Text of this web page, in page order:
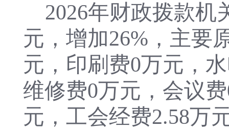
2026年财政拨款机
元， 增加26%，主要
元，印刷费0万元，
维修费0万元，会议费
元，工会经费2.58万